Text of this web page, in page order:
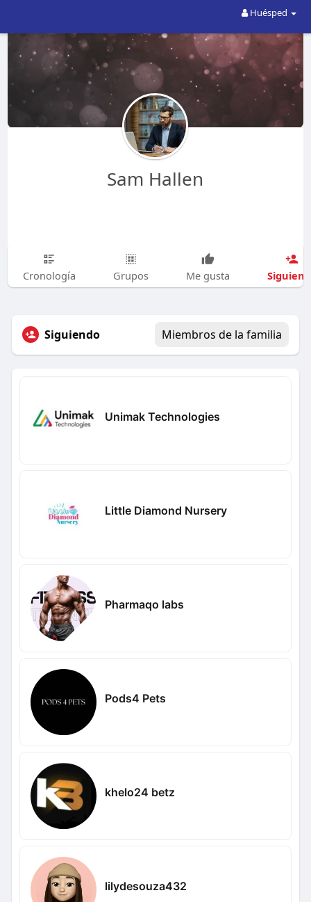
Huésped
Sam Hallen
Cronología Grupos Me gusta
Siguiendo Miembros de la familia
Unimak Technologies
Little Diamond Nursery
Pharmaqo labs
Pods4 Pets
khelo24 betz
lilydesouza432